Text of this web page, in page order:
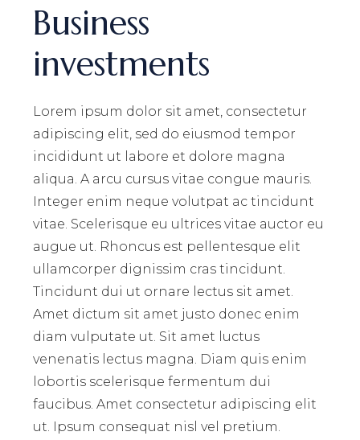
Business
investments
Lorem ipsum dolor sit amet, consectetur
adipiscing elit, sed do eiusmod tempor
incididunt ut labore et dolore magna
aliqua. A arcu cursus vitae congue mauris.
Integer enim neque volutpat ac tincidunt
vitae. Scelerisque eu ultrices vitae auctor eu
augue ut. Rhoncus est pellentesque elit
ullamcorper dignissim cras tincidunt.
Tincidunt dui ut ornare lectus sit amet.
Amet dictum sit amet justo donec enim
diam vulputate ut. Sit amet luctus
venenatis lectus magna. Diam quis enim
lobortis scelerisque fermentum dui
faucibus. Amet consectetur adipiscing elit
ut. Ipsum consequat nisl vel pretium.